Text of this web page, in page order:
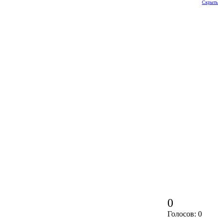
0
Голосов: 0
Скрыть